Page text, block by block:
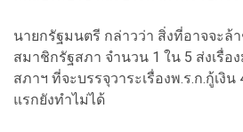
นายกรัฐมนตรี กล่าวว่า สิ่งที่อาจจะล้
สมาชิกรัฐสภา จำนวน 1 ใน 5 ส่งเรื่อ
สภาฯ ที่จะบรรจุวาระเรื่องพ.ร.ก.กู้เงิ
แรกยังทำไม่ได้